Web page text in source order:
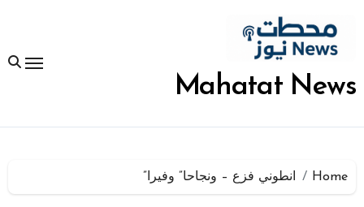
المحتوى
Mahatat News
Home انطوني فزع – ونجاحا” وفيرا”